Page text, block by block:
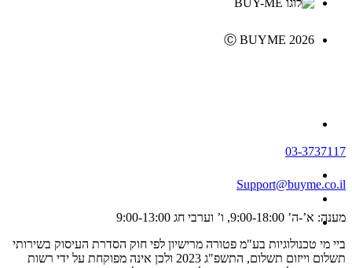
Ⓒ BUYME 2026
03-3737117
Support@buyme.co.il
מענה: א’-ה’ 9:00-18:00, ו’ וערבי חג 9:00-13:00
ביי מי טכנולוגיות בע"מ פטורה מרישיון לפי חוק הסדרת העיסוק בשירותי
תשלום וייזום תשלום, התשפ"ג 2023 ולכן אינה מפוקחת על ידי רשות